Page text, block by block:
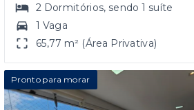
2 Dormitórios, sendo1 suíte
1 Vaga
65,77 m² (Área Privativa)
Pronto para morar